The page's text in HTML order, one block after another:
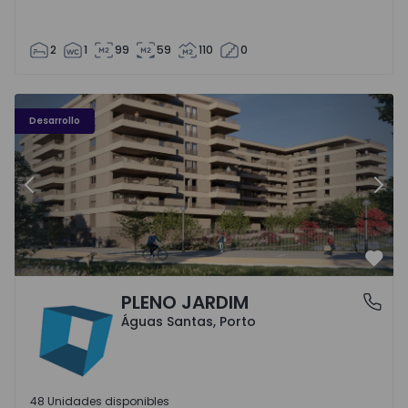
2 1 99 59 110 0
Desarrollo
PLENO JARDIM - 3
Anterior
Águas Santas, PortoPLENO JARDIM
Águas Santas, Porto
48 Unidades disponibles